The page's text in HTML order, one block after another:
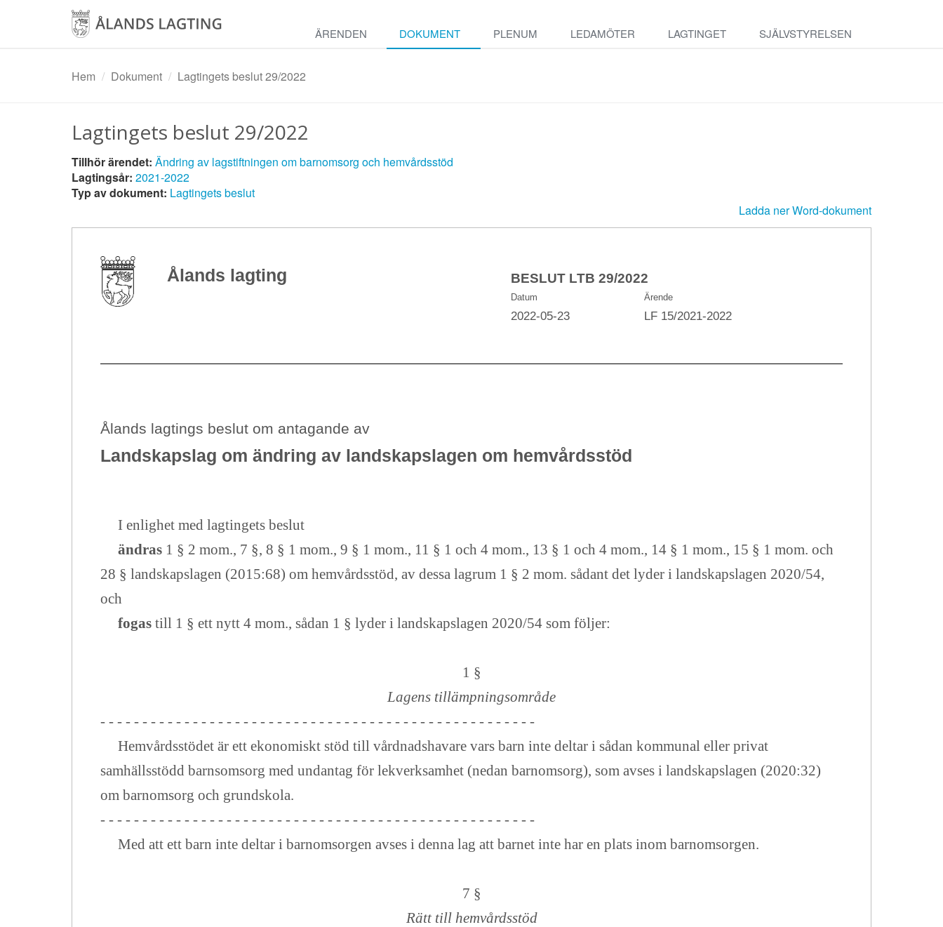
ÄRENDEN DOKUMENT PLENUM LEDAMÖTER LAGTINGET SJÄLVSTYRELSEN
Hem Dokument Lagtingets beslut 29/2022
Lagtingets beslut 29/2022
Tillhör ärendet: Ändring av lagstiftningen om barnomsorg och hemvårdsstöd
Lagtingsår: 2021-2022
Typ av dokument: Lagtingets beslut
Ladda ner Word-dokument
Ålands lagting BESLUT LTB 29/2022
Datum Ärende
2022-05-23 LF 15/2021-2022
Ålands lagtings beslut om antagande av
Landskapslag om ändring av landskapslagen om hemvårdsstöd
I enlighet med lagtingets beslut
ändras 1 § 2 mom., 7 §, 8 § 1 mom., 9 § 1 mom., 11 § 1 och 4 mom., 13 § 1 och 4 mom., 14 § 1 mom., 15 § 1 mom. och
28 § landskapslagen (2015:68) om hemvårdsstöd, av dessa lagrum 1 § 2 mom. sådant det lyder i landskapslagen 2020/54,
och
fogas till 1 § ett nytt 4 mom., sådan 1 § lyder i landskapslagen 2020/54 som följer:
1 §
Lagens tillämpningsområde
- - - - - - - - - - - - - - - - - - - - - - - - - - - - - - - - - - - - - - - - - - - - - - - - - - - -
Hemvårdsstödet är ett ekonomiskt stöd till vårdnadshavare vars barn inte deltar i sådan kommunal eller privat
samhällsstödd barnsomsorg med undantag för lekverksamhet (nedan barnomsorg), som avses i landskapslagen (2020:32)
om barnomsorg och grundskola.
- - - - - - - - - - - - - - - - - - - - - - - - - - - - - - - - - - - - - - - - - - - - - - - - - - - -
Med att ett barn inte deltar i barnomsorgen avses i denna lag att barnet inte har en plats inom barnomsorgen.
7 §
Rätt till hemvårdsstöd